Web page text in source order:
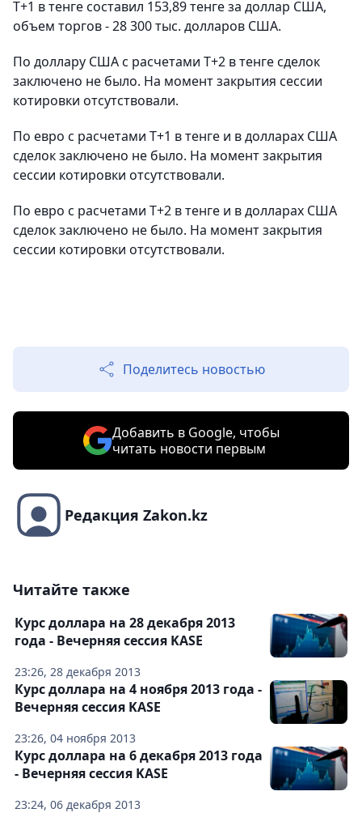
T+1 в тенге составил 153,89 тенге за доллар США,
объем торгов - 28 300 тыс. долларов США.
По доллару США с расчетами T+2 в тенге сделок
заключено не было. На момент закрытия сессии
котировки отсутствовали.
По евро с расчетами T+1 в тенге и в долларах США
сделок заключено не было. На момент закрытия
сессии котировки отсутствовали.
По евро с расчетами Т+2 в тенге и в долларах США
сделок заключено не было. На момент закрытия
сессии котировки отсутствовали.
Поделитесь новостью
Добавить в Google, чтобы
читать новости первым
Редакция Zakon.kz
Читайте также
23:26, 28 декабря 2013
Курс доллара на 28 декабря 2013
года - Вечерняя сессия KASE
23:26, 04 ноября 2013
Курс доллара на 4 ноября 2013 года -
Вечерняя сессия KASE
23:24, 06 декабря 2013
Курс доллара на 6 декабря 2013 года
- Вечерняя сессия KASE